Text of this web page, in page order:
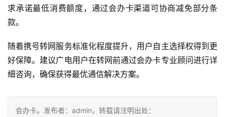
求承诺最低消费额度，通过会办卡渠道可协商减免部分条
款。
随着携号转网服务标准化程度提升，用户自主选择权得到更
好保障。建议广电用户在转网前通过会办卡专业顾问进行详
细咨询，确保获得最优通信解决方案。
会办卡。发布者：admin，转载请注明出处：